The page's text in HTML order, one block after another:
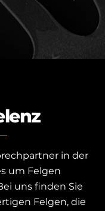
in der
um Felgen
uns finden Sie
Felgen, die